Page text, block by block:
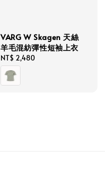
VARG W Skagen 天絲
羊毛混紡彈性短袖上衣
Regular
price
NT$ 2,480